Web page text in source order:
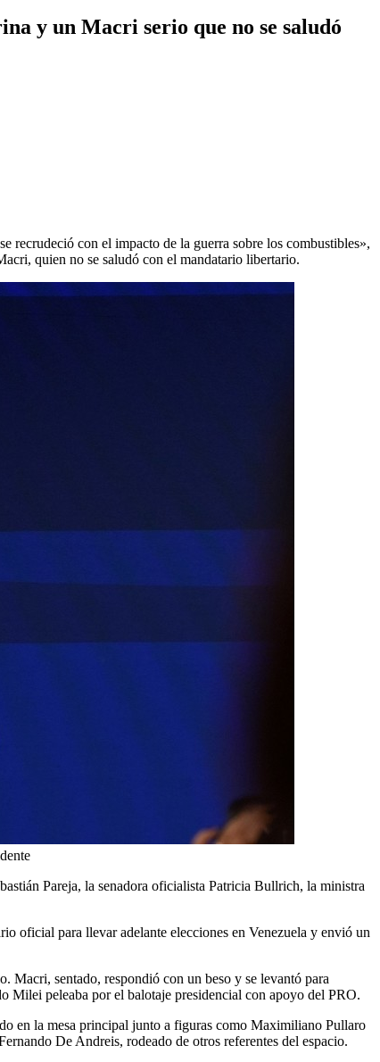
y un Macri serio que no se saludó
recrudeció con el impacto de la guerra sobre los combustibles»,
quien no se saludó con el mandatario libertario.
Pareja, la senadora oficialista Patricia Bullrich, la ministra
oficial para llevar adelante elecciones en Venezuela y envió un
Macri, sentado, respondió con un beso y se levantó para
Milei peleaba por el balotaje presidencial con apoyo del PRO.
en la mesa principal junto a figuras como Maximiliano Pullaro
De Andreis, rodeado de otros referentes del espacio.